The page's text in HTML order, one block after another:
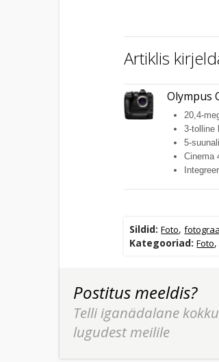
Artiklis
Olympus
20,4-
3-tolline
5-
Cinema
Sildid: Foto,
Kategooriad: Foto
Postitus meeldis?
Telli iganädalane
lugudest meilile